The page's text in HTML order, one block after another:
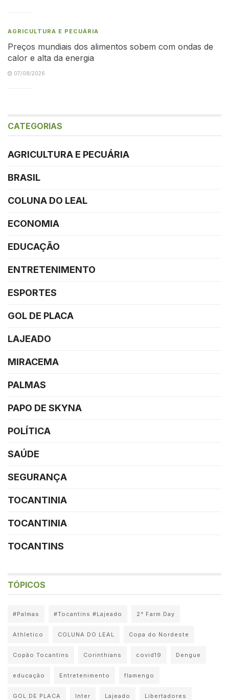
AGRICULTURA E PECUÁRIA
Preços mundiais dos alimentos sobem com ondas de
calor e alta da energia
07/08/2026
CATEGORIAS
AGRICULTURA E PECUÁRIA
BRASIL
COLUNA DO LEAL
ECONOMIA
EDUCAÇÃO
ENTRETENIMENTO
ESPORTES
GOL DE PLACA
LAJEADO
MIRACEMA
PALMAS
PAPO DE SKYNA
POLÍTICA
SAÚDE
SEGURANÇA
TOCANTINIA
TOCANTINIA
TOCANTINS
TÓPICOS
#Palmas #Tocantins #Lajeado 2° Farm Day
Athletico COLUNA DO LEAL Copa do Nordeste
Copão Tocantins Corinthians covid19 Dengue
educação Entretenimento flamengo
GOL DE PLACA Inter Lajeado Libertadores